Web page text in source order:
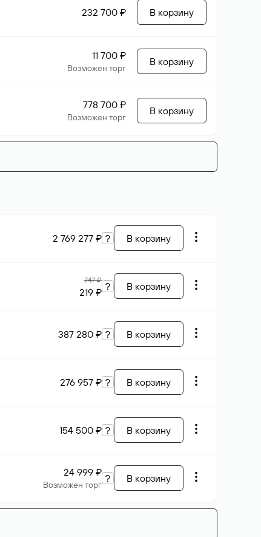
232 700 ₽ В корзину
11 700 ₽
Возможен торг
В корзину
778 700 ₽
Возможен торг
В корзину
2 769 277 ₽ ? В корзину
747 ₽
219 ₽ ? В корзину
387 280 ₽ ? В корзину
276 957 ₽ ? В корзину
154 500 ₽ ? В корзину
24 999 ₽
Возможен торг
? В корзину